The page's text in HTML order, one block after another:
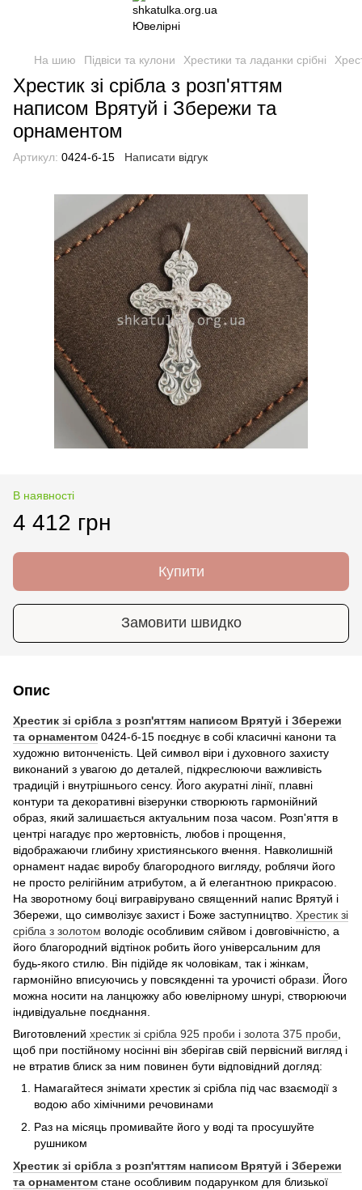
На шию Підвіси та кулони Хрестики та ладанки срібні
Хрестик зі срібла з розп'яттям
написом Врятуй і Збережи та
орнаментом
Артикул: 0424-б-15 Написати відгук
В наявності
4 412 грн
Купити
Замовити швидко
Опис
Хрестик зі срібла з розп'яттям написом Врятуй і Збережи
та орнаментом 0424-б-15 поєднує в собі класичні канони та
художню витонченість. Цей символ віри і духовного захисту
виконаний з увагою до деталей, підкреслюючи важливість
традицій і внутрішнього сенсу. Його акуратні лінії, плавні
контури та декоративні візерунки створюють гармонійний
образ, який залишається актуальним поза часом. Розп'яття в
центрі нагадує про жертовність, любов і прощення,
відображаючи глибину християнського вчення. Навколишній
орнамент надає виробу благородного вигляду, роблячи його
не просто релігійним атрибутом, а й елегантною прикрасою.
На зворотному боці вигравірувано священний напис Врятуй і
Збережи, що символізує захист і Боже заступництво. Хрестик зі
срібла з золотом володіє особливим сяйвом і довговічністю, а
його благородний відтінок робить його універсальним для
будь-якого стилю. Він підійде як чоловікам, так і жінкам,
гармонійно вписуючись у повсякденні та урочисті образи. Його
можна носити на ланцюжку або ювелірному шнурі, створюючи
індивідуальне поєднання.
Виготовлений хрестик зі срібла 925 проби і золота 375 проби
щоб при постійному носінні він зберігав свій первісний вигляд і
не втратив блиск за ним повинен бути відповідний догляд:
Намагайтеся знімати хрестик зі срібла під час взаємодії з
водою або хімічними речовинами
Раз на місяць промивайте його у воді та просушуйте
рушником
Хрестик зі срібла з розп'яттям написом Врятуй і Збережи
та орнаментом стане особливим подарунком для близької